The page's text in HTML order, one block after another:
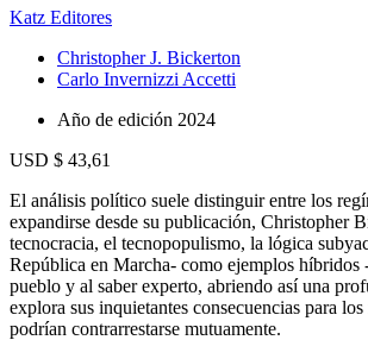
Katz Editores
Christopher J. Bickerton
Carlo Invernizzi Accetti
Año de edición 2024
USD $ 43,61
El análisis político suele distinguir entre los
expandirse desde su publicación, Christopher
tecnocracia, el tecnopopulismo, la lógica
República en Marcha- como ejemplos híbridos
pueblo y al saber experto, abriendo así una
explora sus inquietantes consecuencias para
podrían contrarrestarse mutuamente.